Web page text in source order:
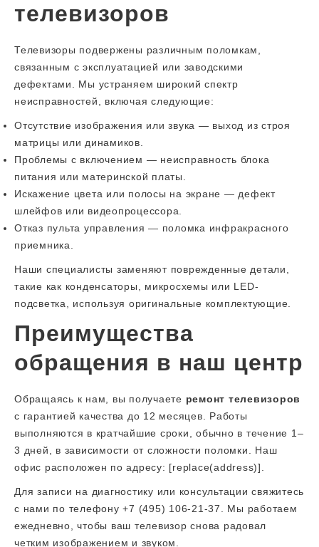
телевизоров
Телевизоры подвержены различным поломкам,
связанным с эксплуатацией или заводскими
дефектами. Мы устраняем широкий спектр
неисправностей, включая следующие:
Отсутствие изображения или звука — выход из строя
матрицы или динамиков.
Проблемы с включением — неисправность блока
питания или материнской платы.
Искажение цвета или полосы на экране — дефект
шлейфов или видеопроцессора.
Отказ пульта управления — поломка инфракрасного
приемника.
Наши специалисты заменяют поврежденные детали,
такие как конденсаторы, микросхемы или LED-
подсветка, используя оригинальные комплектующие.
Преимущества
обращения в наш центр
Обращаясь к нам, вы получаете ремонт телевизоров
с гарантией качества до 12 месяцев. Работы
выполняются в кратчайшие сроки, обычно в течение 1–
3 дней, в зависимости от сложности поломки. Наш
офис расположен по адресу: [replace(address)].
Для записи на диагностику или консультации свяжитесь
с нами по телефону +7 (495) 106-21-37. Мы работаем
ежедневно, чтобы ваш телевизор снова радовал
четким изображением и звуком.